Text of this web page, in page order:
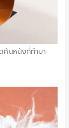
นหนังที่ทำมา